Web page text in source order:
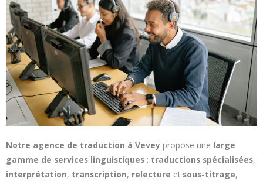
Notre agence de traduction à Vevey propose une large
gamme de services linguistiques : traductions spécialisées,
interprétation, transcription, relecture et sous-titrage,